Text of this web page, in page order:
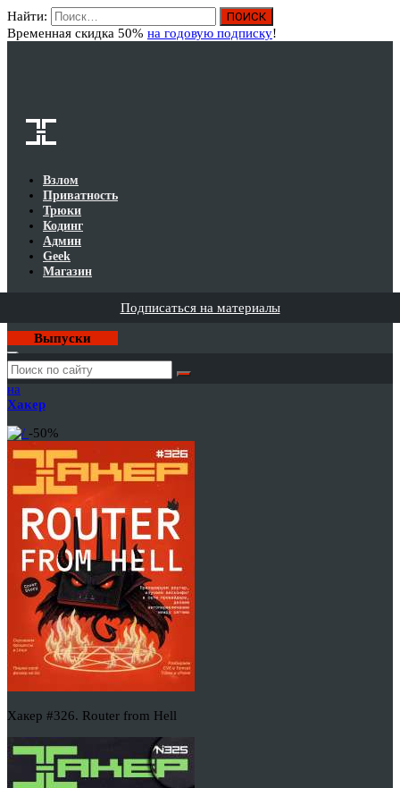
Найти:
Временная скидка 50% на годовую подписку!
Взлом
Приватность
Трюки
Кодинг
Админ
Geek
Магазин
Подписаться на материалы
Выпуски
Годовая
подписка
на
Хакер
-50%
Хакер #326. Router from Hell